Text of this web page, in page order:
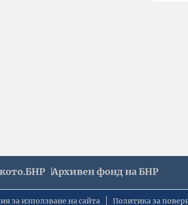
Архивен фонд на БНР
за използване на сайта Политика за